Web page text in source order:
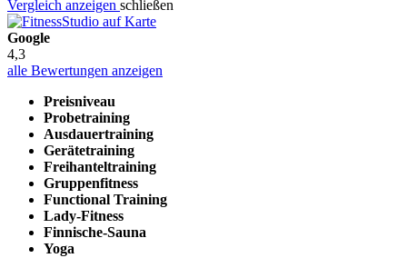
Vergleich anzeigen schließen
Google
4,3
alle Bewertungen anzeigen
Preisniveau
Probetraining
Ausdauertraining
Gerätetraining
Freihanteltraining
Gruppenfitness
Functional Training
Lady-Fitness
Finnische-Sauna
Yoga